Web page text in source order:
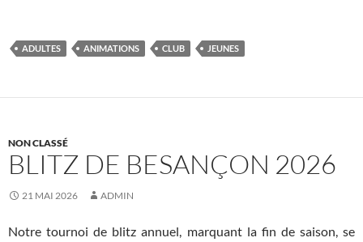
ADULTES ANIMATIONS CLUB JEUNES
NON CLASSÉ
BLITZ DE BESANÇON 2026
21 MAI 2026 ADMIN
Notre tournoi de blitz annuel, marquant la fin de saison, se